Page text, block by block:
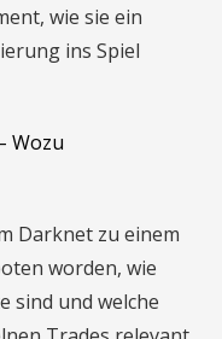
wie sie ein
ins Spiel
Wozu
Darknet zu einem
worden, wie
sind und welche